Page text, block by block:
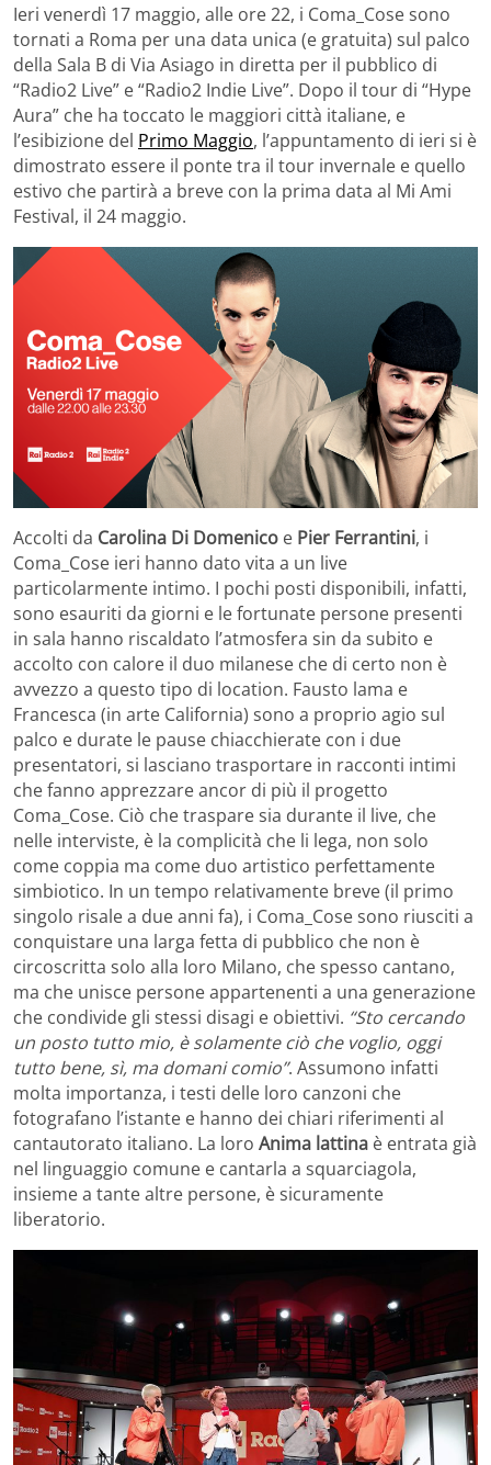
Ieri venerdì 17 maggio, alle ore 22, i Coma_Cose sono
tornati a Roma per una data unica (e gratuita) sul palco
della Sala B di Via Asiago in diretta per il pubblico di
“Radio2 Live” e “Radio2 Indie Live”. Dopo il tour di “Hype
Aura” che ha toccato le maggiori città italiane, e
l’esibizione del Primo Maggio, l’appuntamento di ieri si è
dimostrato essere il ponte tra il tour invernale e quello
estivo che partirà a breve con la prima data al Mi Ami
Festival, il 24 maggio.
Accolti da Carolina Di Domenico e Pier Ferrantini, i
Coma_Cose ieri hanno dato vita a un live
particolarmente intimo. I pochi posti disponibili, infatti,
sono esauriti da giorni e le fortunate persone presenti
in sala hanno riscaldato l’atmosfera sin da subito e
accolto con calore il duo milanese che di certo non è
avvezzo a questo tipo di location. Fausto lama e
Francesca (in arte California) sono a proprio agio sul
palco e durate le pause chiacchierate con i due
presentatori, si lasciano trasportare in racconti intimi
che fanno apprezzare ancor di più il progetto
Coma_Cose. Ciò che traspare sia durante il live, che
nelle interviste, è la complicità che li lega, non solo
come coppia ma come duo artistico perfettamente
simbiotico. In un tempo relativamente breve (il primo
singolo risale a due anni fa), i Coma_Cose sono riusciti a
conquistare una larga fetta di pubblico che non è
circoscritta solo alla loro Milano, che spesso cantano,
ma che unisce persone appartenenti a una generazione
che condivide gli stessi disagi e obiettivi. “Sto cercando
un posto tutto mio, è solamente ciò che voglio, oggi
tutto bene, sì, ma domani comio”. Assumono infatti
molta importanza, i testi delle loro canzoni che
fotografano l’istante e hanno dei chiari riferimenti al
cantautorato italiano. La loro Anima lattina è entrata già
nel linguaggio comune e cantarla a squarciagola,
insieme a tante altre persone, è sicuramente
liberatorio.